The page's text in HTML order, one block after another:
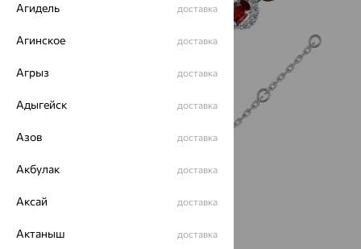
Агидель доставка
Агинское доставка
Агрыз доставка
Адыгейск доставка
Азов доставка
Акбулак доставка
Аксай доставка
Актаныш доставка